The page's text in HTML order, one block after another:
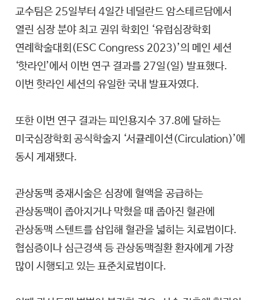
교수팀은 25일부터 4일간 네덜란드 암스테르담에서
열린 심장 분야 최고 권위 학회인 ‘유럽심장학회
연례학술대회(ESC Congress 2023)’의 메인 세션
‘핫라인’에서 이번 연구 결과를 27일(일) 발표했다.
이번 핫라인 세션의 유일한 국내 발표자였다.
또한 이번 연구 결과는 피인용지수 37.8에 달하는
미국심장학회 공식학술지 ‘서큘레이션(Circulation)’에
동시 게재됐다.
관상동맥 중재시술은 심장에 혈액을 공급하는
관상동맥이 좁아지거나 막혔을 때 좁아진 혈관에
관상동맥 스텐트를 삽입해 혈관을 넓히는 치료법이다.
협심증이나 심근경색 등 관상동맥질환 환자에게 가장
많이 시행되고 있는 표준치료법이다.